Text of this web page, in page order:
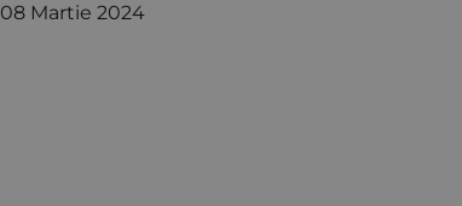
08 Martie 2024